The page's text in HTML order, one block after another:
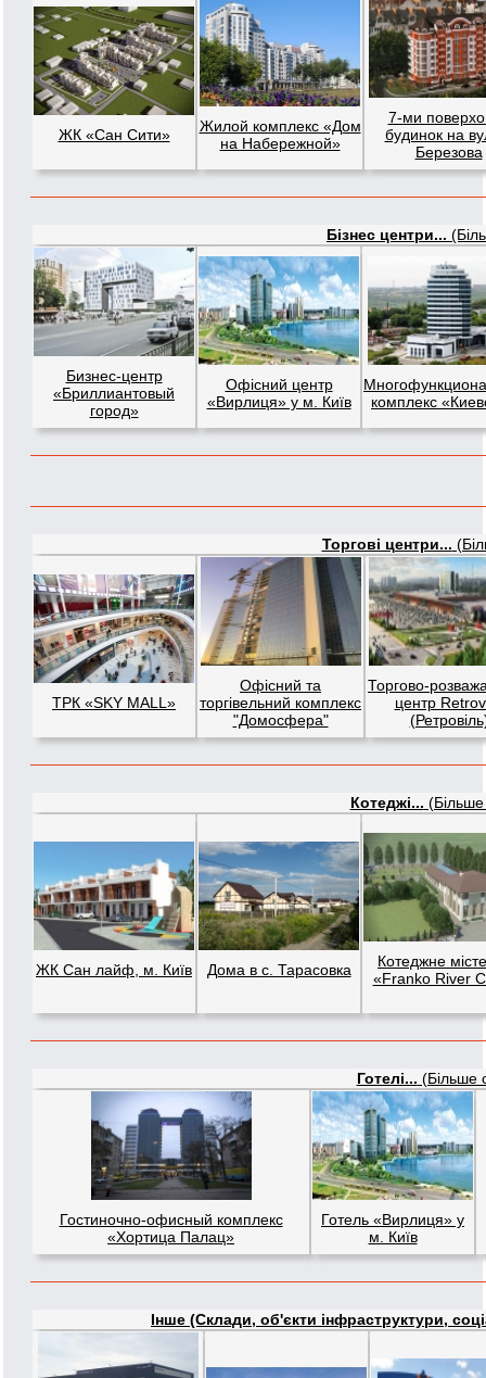
ЖК «Сан Сити»
Жилой комплекс «Дом
на Набережной»
7-ми
будинок на
Березова
Бізнес центри...
Бизнес-центр
«Бриллиантовый
город»
Офісний центр
«Вирлиця» у м. Київ
комплекс
Торгові центри...
ТРК «SKY MALL»
Офісний та
торгівельний комплекс
"Домосфера"
Торгово-
центр
Котеджі... (Більше
ЖК Сан лайф, м. Київ Дома в с. Тарасовка
Котеджне
«Franko River
Готелі... (Більше
Гостиночно-офисный комплекс
«Хортица Палац»
Готель «Вирлиця» у
м. Київ
Інше (Склади, об'єкти інфраструктури,